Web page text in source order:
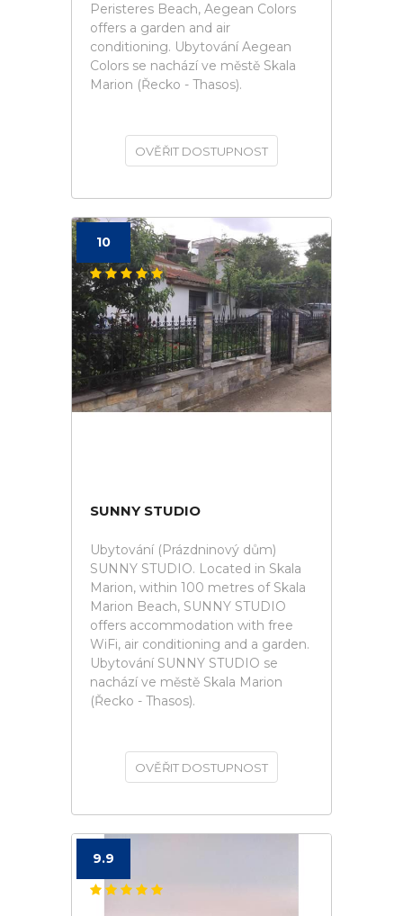
Peristeres Beach, Aegean Colors
offers a garden and air
conditioning. Ubytování Aegean
Colors se nachází ve městě Skala
Marion (Řecko - Thasos).
OVĚŘIT DOSTUPNOST
10
SUNNY STUDIO
Ubytování (Prázdninový dům)
SUNNY STUDIO. Located in Skala
Marion, within 100 metres of Skala
Marion Beach, SUNNY STUDIO
offers accommodation with free
WiFi, air conditioning and a garden.
Ubytování SUNNY STUDIO se
nachází ve městě Skala Marion
(Řecko - Thasos).
OVĚŘIT DOSTUPNOST
9.9